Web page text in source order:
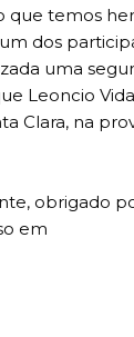
que temos
dos
uma
Leoncio
Clara, na
obrigado
em